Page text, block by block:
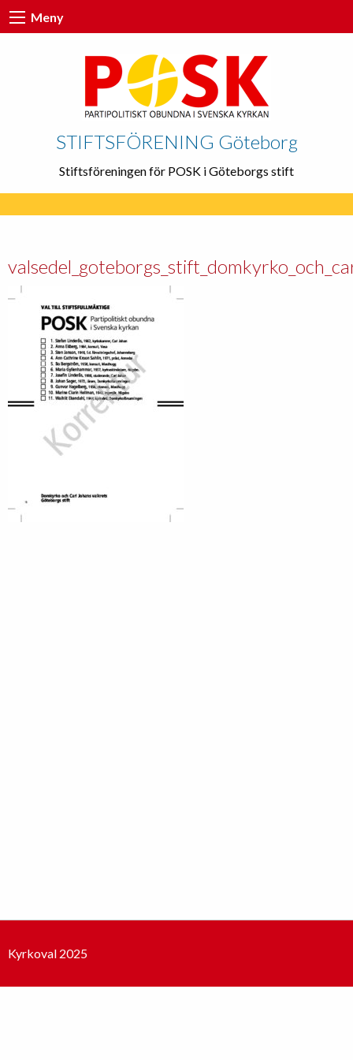
Meny
STIFTSFÖRENING Göteborg
Stiftsföreningen för POSK i Göteborgs stift
Kyrkoval 2025